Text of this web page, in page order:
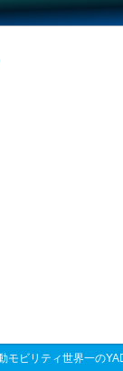
モビリティ世界一の